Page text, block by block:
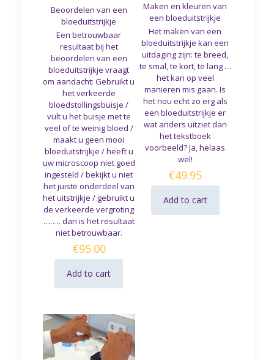
Beoordelen van een
bloeduitstrijkje
Een betrouwbaar
resultaat bij het
beoordelen van een
bloeduitstrijkje vraagt
om aandacht: Gebruikt u
het verkeerde
bloedstollingsbuisje /
vult u het buisje met te
veel of te weinig bloed /
maakt u geen mooi
bloeduitstrijkje / heeft u
uw microscoop niet goed
ingesteld / bekijkt u niet
het juiste onderdeel van
het uitstrijkje / gebruikt u
de verkeerde vergroting
…….. dan is het resultaat
niet betrouwbaar.
€95.00
Add to cart
Maken en kleuren van
een bloeduitstrijkje
Het maken van een
bloeduitstrijkje kan een
uitdaging zijn: te breed,
te smal, te kort, te lang …
het kan op veel
manieren mis gaan. Is
het nou echt zo erg als
een bloeduitstrijkje er
wat anders uitziet dan
het tekstboek
voorbeeld? Ja, helaas
wel!
€49.95
Add to cart